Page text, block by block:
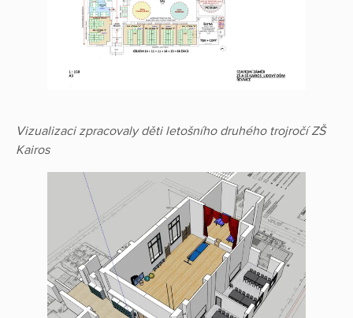
Vizualizaci zpracovaly děti letošního druhého trojročí ZŠ
Kairos